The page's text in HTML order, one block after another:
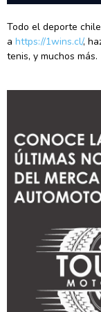
Todo el deporte
a https://1wins.cl/,
tenis, y muchos más.